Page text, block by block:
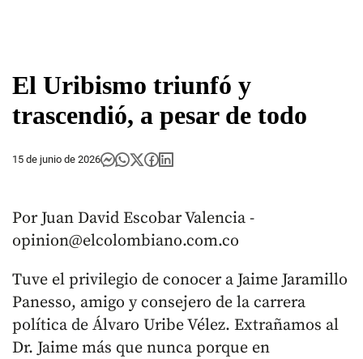
El Uribismo triunfó y
trascendió, a pesar de todo
15 de junio de 2026
Por Juan David Escobar Valencia -
opinion@elcolombiano.com.co
Tuve el privilegio de conocer a Jaime Jaramillo
Panesso, amigo y consejero de la carrera
política de Álvaro Uribe Vélez. Extrañamos al
Dr. Jaime más que nunca porque en